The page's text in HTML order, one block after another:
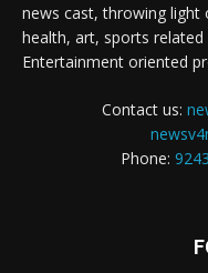
news cast, throwing light
health, art, sports
Entertainment oriented
Contact us:
Phone: